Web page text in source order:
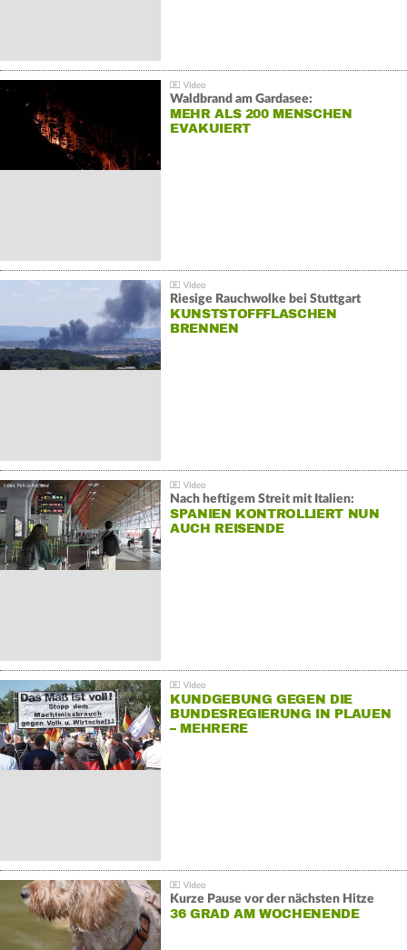
Waldbrand am Gardasee:
MEHR ALS 200 MENSCHEN
EVAKUIERT
Riesige Rauchwolke bei Stuttgart
KUNSTSTOFFFLASCHEN
BRENNEN
Nach heftigem Streit mit Italien:
SPANIEN KONTROLLIERT NUN
AUCH REISENDE
KUNDGEBUNG GEGEN DIE
BUNDESREGIERUNG IN PLAUEN
– MEHRERE
Kurze Pause vor der nächsten Hitze
36 GRAD AM WOCHENENDE